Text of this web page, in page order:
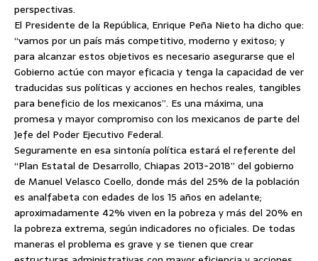
perspectivas.
El Presidente de la República, Enrique Peña Nieto ha dicho que:
“vamos por un país más competitivo, moderno y exitoso; y
para alcanzar estos objetivos es necesario asegurarse que el
Gobierno actúe con mayor eficacia y tenga la capacidad de ver
traducidas sus políticas y acciones en hechos reales, tangibles
para beneficio de los mexicanos”. Es una máxima, una
promesa y mayor compromiso con los mexicanos de parte del
Jefe del Poder Ejecutivo Federal.
Seguramente en esa sintonía política estará el referente del
“Plan Estatal de Desarrollo, Chiapas 2013-2018” del gobierno
de Manuel Velasco Coello, donde más del 25% de la población
es analfabeta con edades de los 15 años en adelante;
aproximadamente 42% viven en la pobreza y más del 20% en
la pobreza extrema, según indicadores no oficiales. De todas
maneras el problema es grave y se tienen que crear